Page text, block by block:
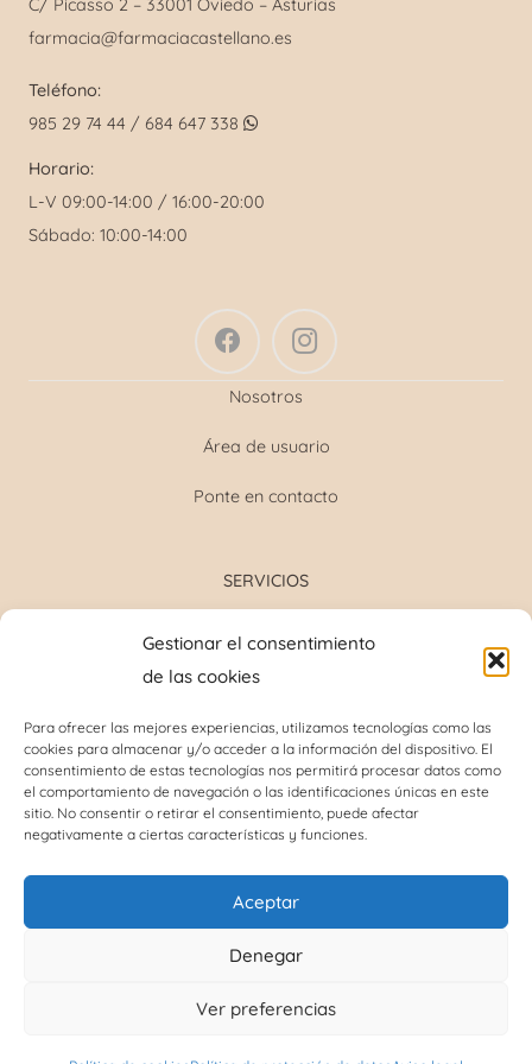
Gestionar el consentimiento
de las cookies
Para ofrecer las mejores experiencias, utilizamos tecnologías como las
cookies para almacenar y/o acceder a la información del dispositivo. El
consentimiento de estas tecnologías nos permitirá procesar datos como
el comportamiento de navegación o las identificaciones únicas en este
sitio. No consentir o retirar el consentimiento, puede afectar
negativamente a ciertas características y funciones.
Aceptar
Denegar
Ver preferencias
se
pueden
en
de
C/ Picasso 2 – 33001 Oviedo – Asturias
farmacia@farmaciacastellano.es
Teléfono:
985 29 74 44 / 684 647 338
Horario:
L-V 09:00-14:00 / 16:00-20:00
Sábado: 10:00-14:00
Nosotros
Área de usuario
Ponte en contacto
SERVICIOS
Determinación glucosa y colesterol total
Perforación del lóbulo de la oreja
Análisis capilar
INFORMACIÓN DE INTERÉS
Términos y condiciones
Política de protección de datos